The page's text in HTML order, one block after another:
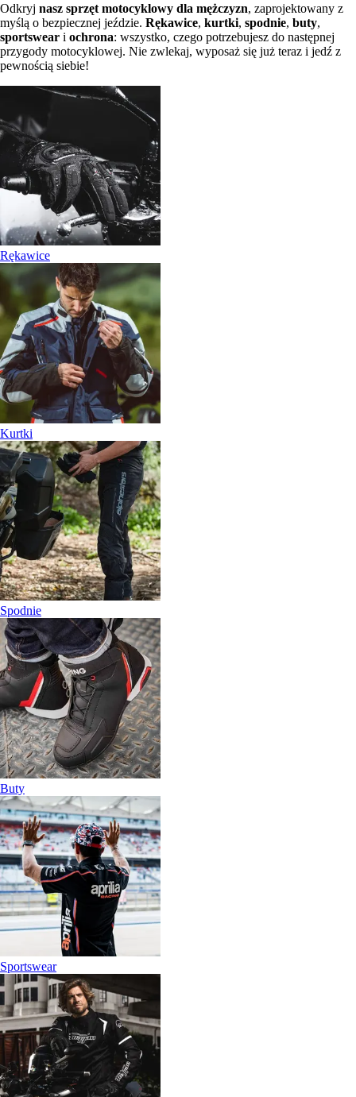
Odkryj nasz sprzęt motocyklowy dla mężczyzn, zaprojektowany z
myślą o bezpiecznej jeździe. Rękawice, kurtki, spodnie, buty,
sportswear i ochrona: wszystko, czego potrzebujesz do następnej
przygody motocyklowej. Nie zwlekaj, wyposaż się już teraz i jedź z
pewnością siebie!
Rękawice
Kurtki
Spodnie
Buty
Sportswear